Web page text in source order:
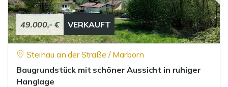
49.000,- € VERKAUFT
Steinau an der Straße / Marborn
Baugrundstück mit schöner Aussicht in ruhiger
Hanglage